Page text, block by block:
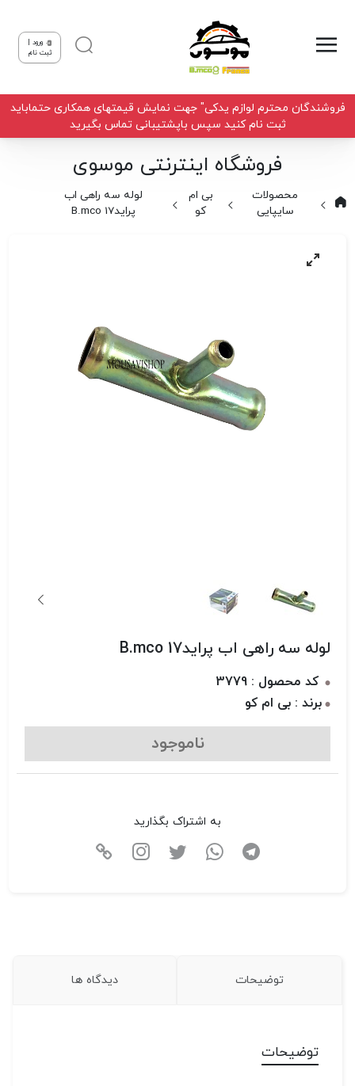
ورود |
ثبت نام
فروشندگان محترم لوازم یدکی" جهت نمایش قیمتهای همکاری حتماباید
ثبت نام کنید سپس باپشتیبانی تماس بگیرید
فروشگاه اینترنتی موسوی
محصولات
سایپایی
بی ام
کو
لوله سه راهی اب
پراید17 B.mco
لوله سه راهی اب پراید17 B.mco
کد محصول : 3779
برند : بی ام کو
ناموجود
به اشتراک بگذارید
توضیحات دیدگاه ها
توضیحات